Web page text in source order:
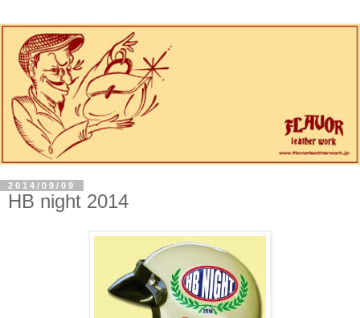
2014/09/09
HB night 2014